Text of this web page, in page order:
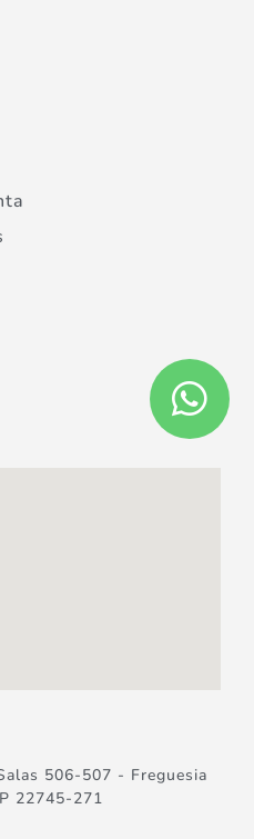
506-507 - Freguesia
22745-271